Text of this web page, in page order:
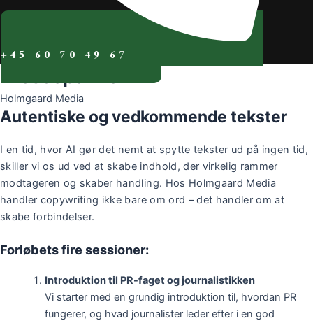
+45 60 70 49 67
Holmgaard Media
Autentiske og vedkommende tekster
I en tid, hvor AI gør det nemt at spytte tekster ud på ingen tid,
skiller vi os ud ved at skabe indhold, der virkelig rammer
modtageren og skaber handling. Hos Holmgaard Media
handler copywriting ikke bare om ord – det handler om at
skabe forbindelser.
Forløbets fire sessioner:
Introduktion til PR-faget og journalistikken
Vi starter med en grundig introduktion til, hvordan PR
fungerer, og hvad journalister leder efter i en god